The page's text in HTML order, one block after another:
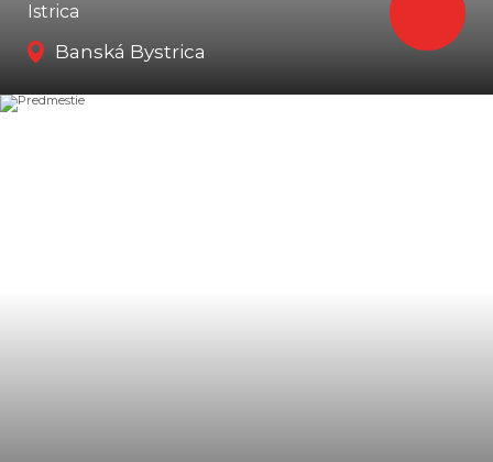
Istrica
Banská Bystrica